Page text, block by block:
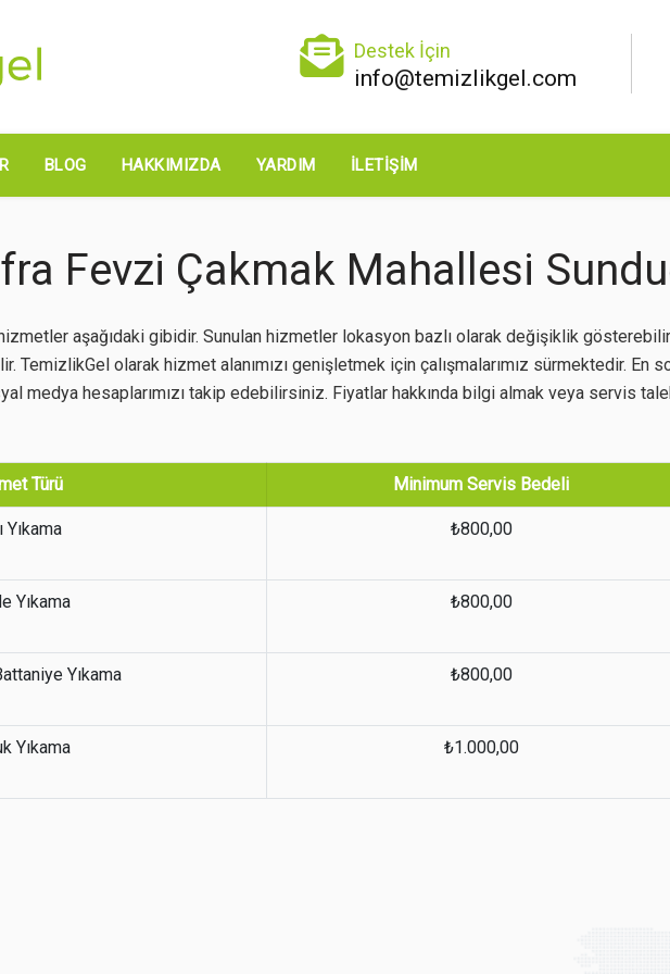
Destek İçin
info@temizlikgel.com
BLOG HAKKIMIZDA YARDIM İLETIŞIM
Fevzi Çakmak Mahallesi
aşağıdaki gibidir. Sunulan hizmetler lokasyon bazlı olarak değişiklik
TemizlikGel olarak hizmet alanımızı genişletmek için çalışmalarımız sürmektedir. En
medya hesaplarımızı takip edebilirsiniz. Fiyatlar hakkında bilgi almak veya servis
Türü Minimum Servis Bedeli
Yıkama ₺800,00
Yıkama ₺800,00
Yıkama ₺800,00
Yıkama ₺1.000,00